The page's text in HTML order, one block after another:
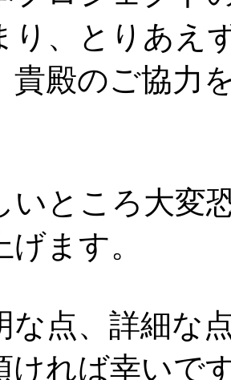
り、とりあえ
貴殿のご協力
いところ大変
げます。
な点、詳細な
ければ幸いで